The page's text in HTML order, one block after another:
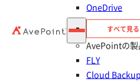
OneDrive
すべて見る
AvePointの製
FLY
Cloud